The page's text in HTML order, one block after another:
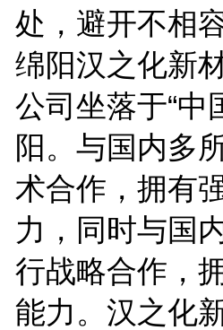
处，避开不相
绵阳汉之化新
公司坐落于“中
阳。与国内多
术合作，拥有
力，同时与国
行战略合作，
能力。汉之化